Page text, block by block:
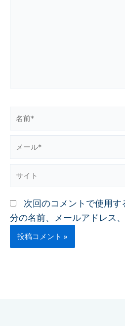
名
前
ル
*
サ
イ
ト
次回のコメントで使用
分の名前、メールアドレス